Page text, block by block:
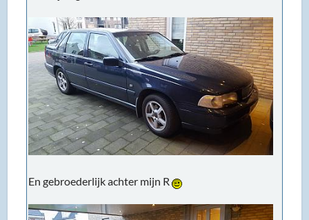
En gebroederlijk achter mijn R